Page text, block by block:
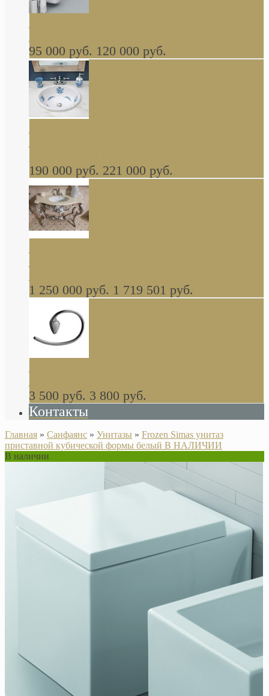
навесное КОМПЛЕКТ
95 000 руб. 120 000 руб.
Decorated Bathroom раковина овальная
встраиваемая для ванной с рисунком синяя
роза В НАЛИЧИИ
190 000 руб. 221 000 руб.
стиле барокко, из массива дерева, светло
коричневый матовый окрас + серебро
1 250 000 руб. 1 719 501 руб.
Khala Colombo аксессуары (серия) В
НАЛИЧИИ
3 500 руб. 3 800 руб.
Контакты
Главная » Санфаянс » Унитазы » Frozen Simas унитаз
приставной кубической формы белый В НАЛИЧИИ
В наличии